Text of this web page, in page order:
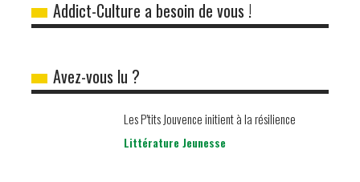
Addict-Culture a besoin de vous !
Avez-vous lu ?
Les P’tits Jouvence initient à la résilience
Littérature Jeunesse